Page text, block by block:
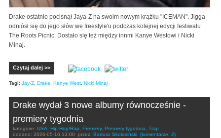
Drake ostatnio pocisnął Jaya-Z na swoim nowym krążku "ICEMAN". Jigga
odniósł się do jego słów we freestyle'u podczas kolejnej edycji festiwalu
The Roots Picnic. Dostało się też między innmi Kanye Westowi i Nicki
Minaj.
Czytaj dalej >>
Tagi: Jay-Z, Drake, Kanye West, Nicki Minaj
Drake wydał 3 nowe albumy równocześnie -
premiery tygodnia
kategorie: USA, Hip-Hop/Rap, Premiery, Premiery tygodnia, Trap
dodano: 2026-05-16 13:00 przez: Bartosz Skolasiński (komentarze: 2)